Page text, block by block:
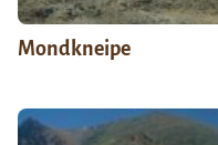
Mondkneipe